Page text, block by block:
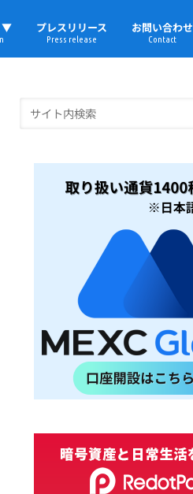
▼ プレスリリース
Press release
お問い合わせ
Contact